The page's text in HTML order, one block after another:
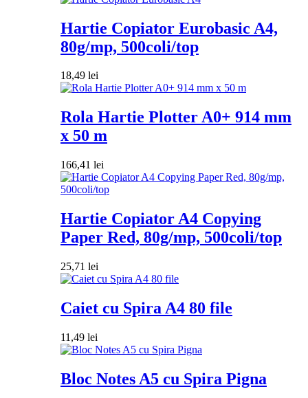
Hartie Copiator Eurobasic A4,
80g/mp, 500coli/top
18,49 lei
Rola Hartie Plotter A0+ 914 mm
x 50 m
166,41 lei
Hartie Copiator A4 Copying
Paper Red, 80g/mp, 500coli/top
25,71 lei
Caiet cu Spira A4 80 file
11,49 lei
Bloc Notes A5 cu Spira Pigna